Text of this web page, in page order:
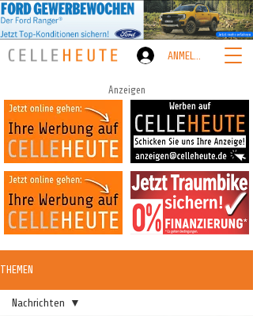
ANMELDEN
Anzeigen
THEMEN
Nachrichten